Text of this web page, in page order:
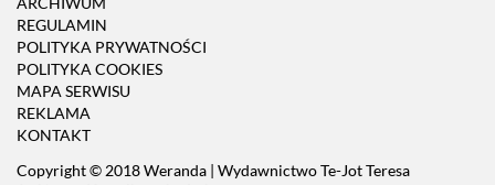
REGULAMIN
POLITYKA PRYWATNOŚCI
POLITYKA COOKIES
MAPA SERWISU
REKLAMA
KONTAKT
Copyright © 2018 Weranda | Wydawnictwo Te-Jot Teresa